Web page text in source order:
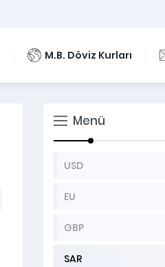
M.B. Döviz Kurları
Menü
USD
EU
GBP
SAR